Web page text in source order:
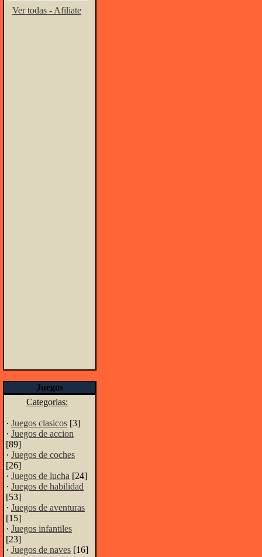
Ver todas - Afiliate
Juegos
Categorias:
· Juegos clasicos [3]
· Juegos de accion
[89]
· Juegos de coches
[26]
· Juegos de lucha [24]
· Juegos de habilidad
[53]
· Juegos de aventuras
[15]
· Juegos infantiles
[23]
· Juegos de naves [16]